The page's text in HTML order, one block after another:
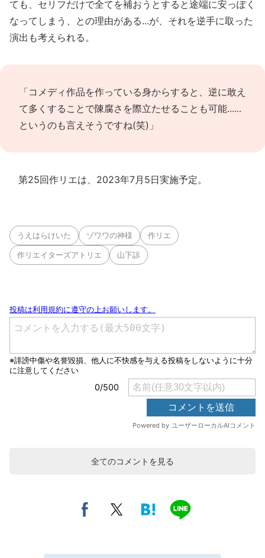
ても、セリフだけで全てを補おうとすると途端に安っぽく
なってしまう、との理由がある...が、それを逆手に取った
演出も考えられる。
「コメディ作品を作っている身からすると、逆に敢え
て多くすることで陳腐さを際立たせることも可能......
というのも言えそうですね(笑)」
第25回作リエは、2023年7月5日実施予定。
うえはらけいた ゾワワの神様 作リエ
作リエイターズアトリエ 山下諒
全てのコメントを見る